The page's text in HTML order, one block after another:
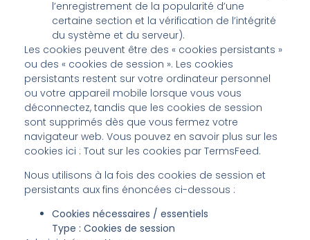
l’enregistrement de la popularité d’une
certaine section et la vérification de l’intégrité
du système et du serveur).
Les cookies peuvent être des « cookies persistants »
ou des « cookies de session ». Les cookies
persistants restent sur votre ordinateur personnel
ou votre appareil mobile lorsque vous vous
déconnectez, tandis que les cookies de session
sont supprimés dès que vous fermez votre
navigateur web. Vous pouvez en savoir plus sur les
cookies ici : Tout sur les cookies par TermsFeed.
Nous utilisons à la fois des cookies de session et
persistants aux fins énoncées ci-dessous :
Cookies nécessaires / essentiels
Type : Cookies de session